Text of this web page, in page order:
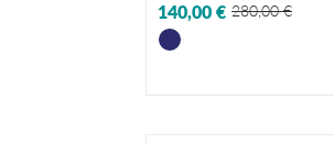
140,00 € 280,00 €